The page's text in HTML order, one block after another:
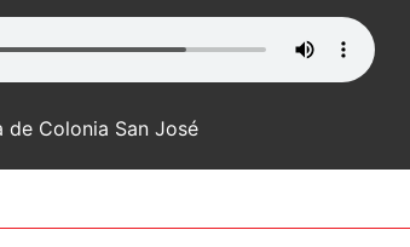
de Colonia San José